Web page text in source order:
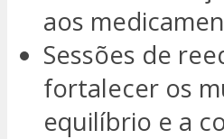
aos
Sessões de
fortalecer os
equilíbrio e a